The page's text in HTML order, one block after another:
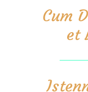
Cum
et